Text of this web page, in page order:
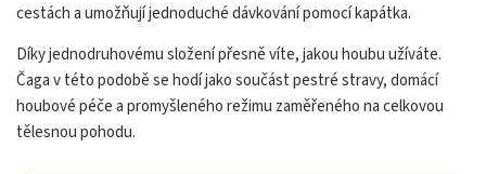
cestách a umožňují jednoduché dávkování pomocí kapátka.
Díky jednodruhovému složení přesně víte, jakou houbu užíváte.
Čaga v této podobě se hodí jako součást pestré stravy, domácí
houbové péče a promyšleného režimu zaměřeného na celkovou
tělesnou pohodu.